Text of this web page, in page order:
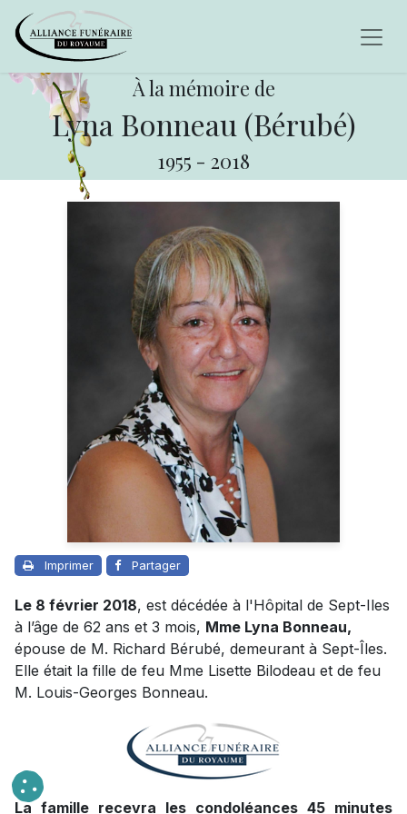
À la mémoire de
Lyna Bonneau (Bérubé)
1955 - 2018
Imprimer Partager
Le 8 février 2018, est décédée à l'Hôpital de Sept-Iles
à l’âge de 62 ans et 3 mois, Mme Lyna Bonneau,
épouse de M. Richard Bérubé, demeurant à Sept-Îles.
Elle était la fille de feu Mme Lisette Bilodeau et de feu
M. Louis-Georges Bonneau.
La famille recevra les condoléances 45 minutes